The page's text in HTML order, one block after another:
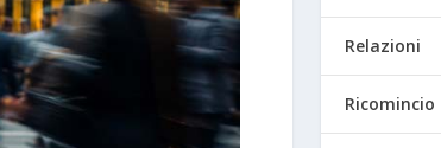
Relazioni
Ricomincio